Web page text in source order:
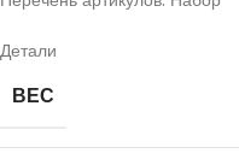
Детали
ВЕС